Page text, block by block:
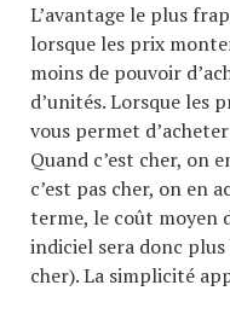
L’avantage le plus
lorsque les prix
moins de pouvoir
d’unités. Lorsque les
vous permet
Quand c’est cher, on
c’est pas cher, on en
terme, le coût moyen
indiciel sera donc plus
cher). La simplicité